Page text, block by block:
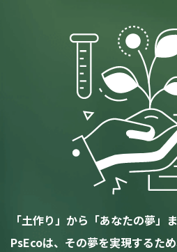
「土作り」から「あなたの夢」
PsEcoは、その夢を実現するた